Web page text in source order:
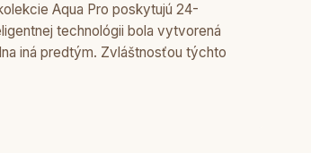
Aqua Pro poskytujú 24-
technológii bola vytvorená
iná predtým. Zvláštnosťou týchto